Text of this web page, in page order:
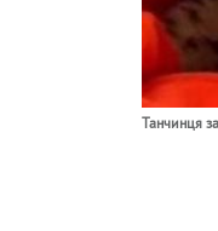
Танчинця